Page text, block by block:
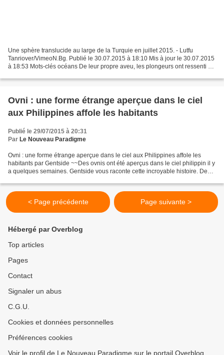
Une sphère translucide au large de la Turquie en juillet 2015. - Lutfu
Tanriover/VimeoN.Bg. Publié le 30.07.2015 à 18:10 Mis à jour le 30.07.2015
à 18:53 Mots-clés océans De leur propre aveu, les plongeurs ont ressenti un
Ovni : une forme étrange aperçue dans le ciel
aux Philippines affole les habitants
Publié le 29/07/2015 à 20:31
Par Le Nouveau Paradigme
Ovni : une forme étrange aperçue dans le ciel aux Philippines affole les
habitants par Gentside ~~Des ovnis ont été aperçus dans le ciel philippin il y
a quelques semaines. Gentside vous raconte cette incroyable histoire. Des
< Page précédente Page suivante >
Hébergé par Overblog
Top articles
Pages
Contact
Signaler un abus
C.G.U.
Cookies et données personnelles
Préférences cookies
Voir le profil de Le Nouveau Paradigme sur le portail Overblog